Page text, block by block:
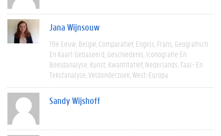
Jana Wijnsouw
19e Eeuw België Comparatief Engels Frans Geografisch
En Kaart Gebaseerd Geschiedenis Iconografie En
Beeldanalyse Kunst Kwantitatief Nederlands Taal- En
Tekstanalyse Veldonderzoek West-Europa
Sandy Wijshoff